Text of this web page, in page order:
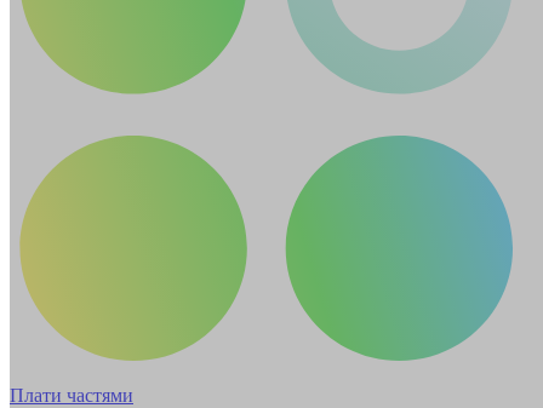
Плати частями